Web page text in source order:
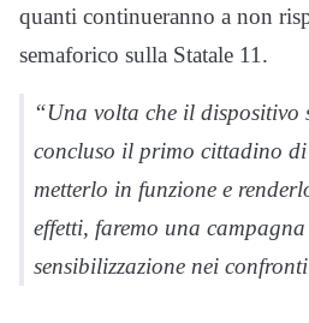
quanti continueranno a non
semaforico sulla Statale 11.
“Una volta che il dispositivo
concluso il primo cittadino
metterlo in funzione e
effetti, faremo una
sensibilizzazione nei